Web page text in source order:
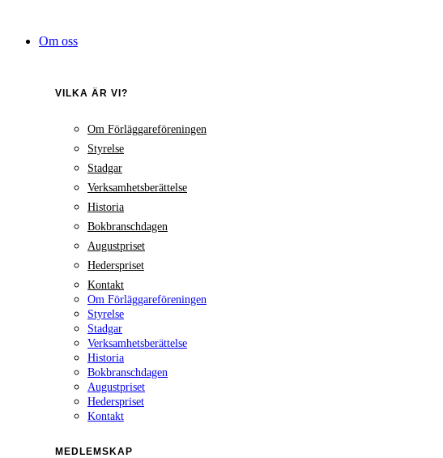
innehållOm oss
VILKA ÄR VI?
Om Förläggareföreningen
Styrelse
Stadgar
Verksamhetsberättelse
Historia
Bokbranschdagen
Augustpriset
Hederspriset
Kontakt
Om Förläggareföreningen
Styrelse
Stadgar
Verksamhetsberättelse
Historia
Bokbranschdagen
Augustpriset
Hederspriset
Kontakt
MEDLEMSKAP